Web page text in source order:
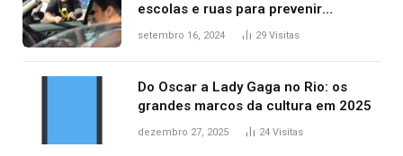
escolas e ruas para prevenir
acidentes no trânsito no AP
setembro 16, 2024 29 Visitas
Do Oscar a Lady Gaga no Rio: os
grandes marcos da cultura em 2025
dezembro 27, 2025 24 Visitas